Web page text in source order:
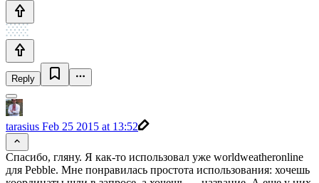
Reply
tarasius Feb 25 2015 at 13:52
Спасибо, гляну. Я как-то использовал уже worldweatheronline
для Pebble. Мне понравилась простота использования: хочешь